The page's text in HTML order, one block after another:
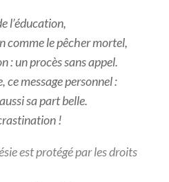
l’éducation,
comme le pêcher mortel,
: un procès sans appel.
ce message personnel :
sa part belle.
!
est protégé par les droits